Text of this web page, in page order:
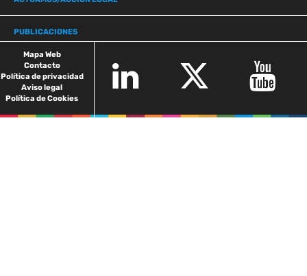
PUBLICACIONES
Mapa Web
Contacto
Política de privacidad
Aviso legal
Política de Cookies